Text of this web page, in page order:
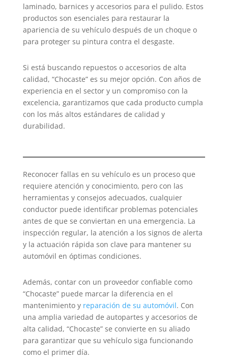
laminado, barnices y accesorios para el pulido. Estos
productos son esenciales para restaurar la
apariencia de su vehículo después de un choque o
para proteger su pintura contra el desgaste.
Si está buscando repuestos o accesorios de alta
calidad, “Chocaste” es su mejor opción. Con años de
experiencia en el sector y un compromiso con la
excelencia, garantizamos que cada producto cumpla
con los más altos estándares de calidad y
durabilidad.
Reconocer fallas en su vehículo es un proceso que
requiere atención y conocimiento, pero con las
herramientas y consejos adecuados, cualquier
conductor puede identificar problemas potenciales
antes de que se conviertan en una emergencia. La
inspección regular, la atención a los signos de alerta
y la actuación rápida son clave para mantener su
automóvil en óptimas condiciones.
Además, contar con un proveedor confiable como
“Chocaste” puede marcar la diferencia en el
mantenimiento y reparación de su automóvil. Con
una amplia variedad de autopartes y accesorios de
alta calidad, “Chocaste” se convierte en su aliado
para garantizar que su vehículo siga funcionando
como el primer día.